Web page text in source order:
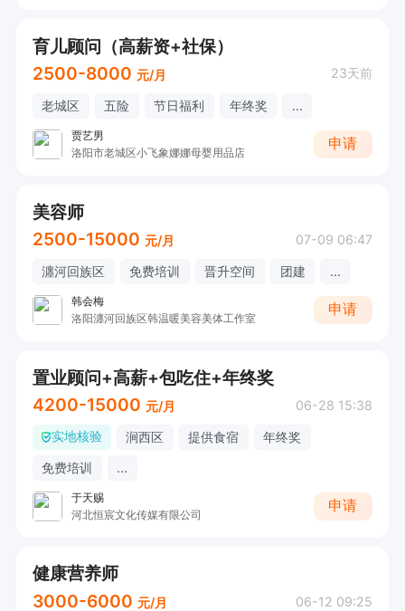
育儿顾问（高薪资+社保）
2500-8000 元/月 23天前
老城区 五险 节日福利 年终奖 ...
贾艺男
洛阳市老城区小飞象娜娜母婴用品店
申请
美容师
2500-15000 元/月 07-09 06:47
瀍河回族区 免费培训 晋升空间 团建 ...
韩会梅
洛阳瀍河回族区韩温暖美容美体工作室
申请
置业顾问+高薪+包吃住+年终奖
4200-15000 元/月 06-28 15:38
实地核验 涧西区 提供食宿
年终奖
免费培训
...
于天赐
河北恒宸文化传媒有限公司
申请
健康营养师
3000-6000 元/月 06-12 09:25